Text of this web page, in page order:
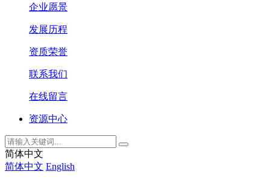
企业愿景
发展历程
资质荣誉
联系我们
在线留言
资源中心
简体中文
简体中文 English